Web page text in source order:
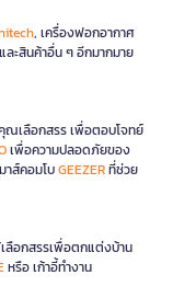
, เครื่องฟอกอากาศ
และสินค้าอื่น ๆ อีกมากมาย
เลือกสรร เพื่อตอบโจทย์
เพื่อความปลอดภัยของ
าส์คอมโบGEEZERที่ช่วย
อกสรรเพื่อตกแต่งบ้าน
หรือ เก้าอี้ทำงาน